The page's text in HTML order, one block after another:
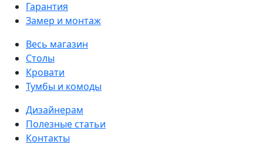
Гарантия
Замер и монтаж
Весь магазин
Столы
Кровати
Тумбы и комоды
Дизайнерам
Полезные статьи
Контакты